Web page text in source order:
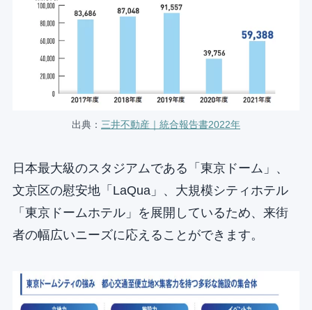
出典： 三井不動産｜統合報告書2022年
日本最大級のスタジアムである「東京ドーム」、
文京区の慰安地「LaQua」、大規模シティホテル
「東京ドームホテル」を展開しているため、来街
者の幅広いニーズに応えることができます。